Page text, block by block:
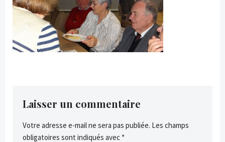
Laisser un commentaire
Votre adresse e-mail ne sera pas publiée. Les champs
obligatoires sont indiqués avec *